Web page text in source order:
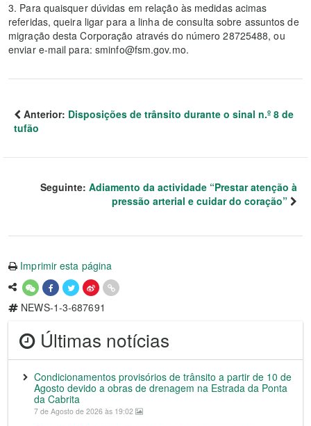
3. Para quaisquer dúvidas em relação às medidas acimas
referidas, queira ligar para a linha de consulta sobre assuntos de
migração desta Corporação através do número 28725488, ou
enviar e-mail para: sminfo@fsm.gov.mo.
Anterior: Disposições de trânsito durante o sinal n.º 8 de
tufão
Seguinte: Adiamento da actividade “Prestar atenção à
pressão arterial e cuidar do coração”
Imprimir esta página
NEWS-1-3-687691
Últimas notícias
Condicionamentos provisórios de trânsito a partir de 10 de
Agosto devido a obras de drenagem na Estrada da Ponta
da Cabrita
7 de Agosto de 2026 às 19:02